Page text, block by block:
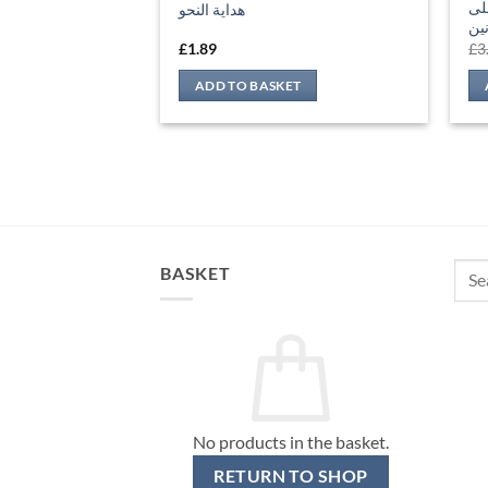
هداية النحو
£1.89
ADD TO BASKET
£
BASKET
No products in the basket.
RETURN TO SHOP